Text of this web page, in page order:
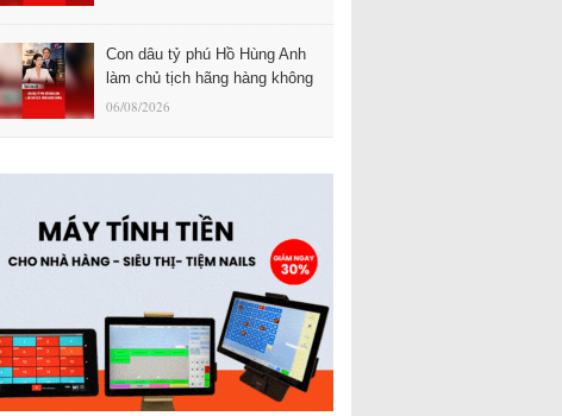
Con dâu tỷ phú Hồ Hùng Anh
làm chủ tịch hãng hàng không
06/08/2026